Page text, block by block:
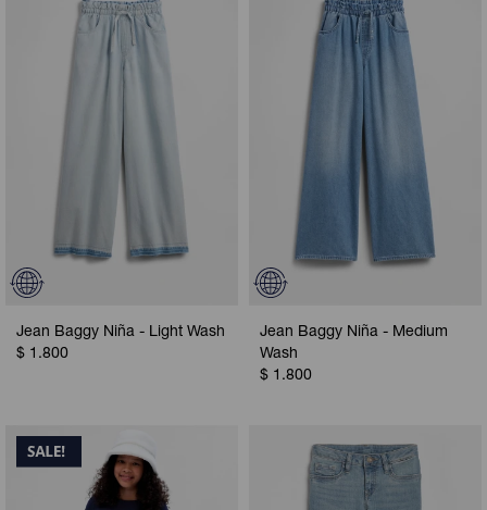
Jean Baggy Niña - Light Wash
$ 1.800
Jean Baggy Niña - Medium
Wash
$ 1.800